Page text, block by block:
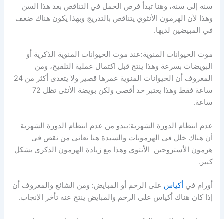
سنه إلى سنه، وهنا تبدأ فرص الحمل في التناقص بعد هذا السن
وهذا لأن الهرمون الأنثوي يتناقص بالتدريج وبهذا يكون هناك ضعف
في المبيضين لديها.
موت الحيوانات المنوية:عند موت الحيوانات المنوية الذكرية أو
البويضات بسرعة وهذا ينتج قبل اكتمال عملية التلقيح، ومن
المعروف أن الحيوانات المنوية عمرها قصير ولا يتعدى أكثر من 24
ساعة فقط وهذا يعتبر حد أقصى ولكن بويضة الأنثى تظل 72
ساعة.
عدم انتظام الدورة الشهرية:يبدو من عدم انتظام الدورة الشهرية
أن هناك خلل فى الهرمونات والسيدة هنا تعانى من نقص فى
هرمون الأستروجين الأنثوي وهذا مع زيادة الهرمون الذكرى بشكل
كبير.
أورام في أكياس على الرحم أو المبايض: ومن الشائع والمعروف أن
إذا كان هناك أكياس على الرحم والمبايض ينتج عنه تأخر الإنجاب.